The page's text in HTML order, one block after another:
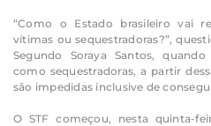
“Como o Estado brasileiro vai
vítimas ou sequestradoras?”,
Segundo Soraya Santos,
como sequestradoras, a partir
são impedidas inclusive de
O STF começou, nesta quinta-